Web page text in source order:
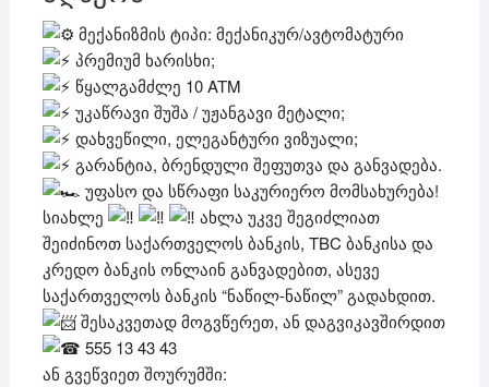
მექანიზმის ტიპი: მექანიკურ/ავტომატური
პრემიუმ ხარისხი;
წყალგამძლე 10 ATM
უკაწრავი შუშა / უჟანგავი მეტალი;
დახვეწილი, ელეგანტური ვიზუალი;
გარანტია, ბრენდული შეფუთვა და განვადება.
უფასო და სწრაფი საკურიერო მომსახურება!
სიახლე
ახლა უკვე შეგიძლიათ
შეიძინოთ საქართველოს ბანკის, TBC ბანკისა და
კრედო ბანკის ონლაინ განვადებით, ასევე
საქართველოს ბანკის “ნაწილ-ნაწილ” გადახდით.
შესაკვეთად მოგვწერეთ, ან დაგვიკავშირდით
555 13 43 43
ან გვეწვიეთ შოურუმში: